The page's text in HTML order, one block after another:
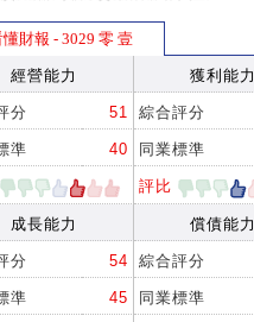
懂財報 - 3029 零 壹
經營能力 獲利能力
分 51 綜合評分
準 40 同業標準
評比
成長能力 償債能力
分 54 綜合評分
準 45 同業標準